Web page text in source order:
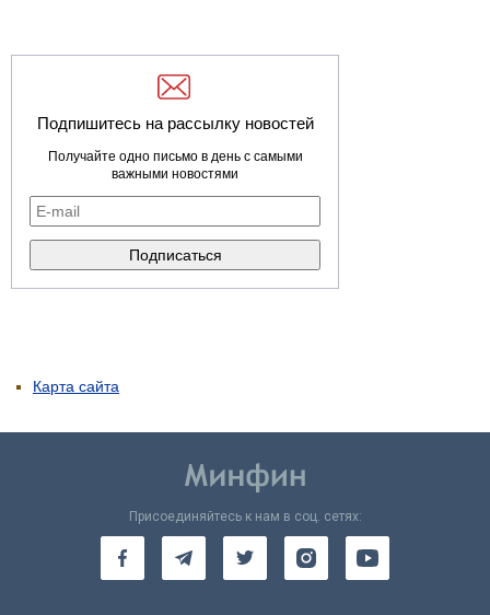
Подпишитесь на рассылку новостей
Получайте одно письмо в день с самыми
важными новостями
Карта сайта
Присоединяйтесь к нам в соц. сетях: